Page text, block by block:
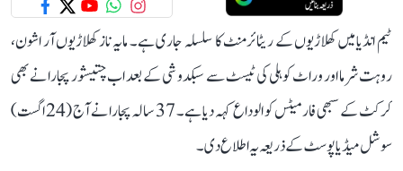
ٹیم انڈیا میں کھلاڑیوں کے ریٹائرمنٹ کا سلسلہ جاری ہے۔ مایہ ناز کھلاڑیوں آر اشون،
روہت شرما اور وراٹ کوہلی کی ٹیسٹ سے سبکدوشی کے بعد اب چتیشور پجارا نے بھی
کرکٹ کے سبھی فارمیٹس کو الوداع کہہ دیا ہے۔ 37 سالہ پجارا نے آج (24 اگست)
سوشل میڈیا پوسٹ کے ذریعہ یہ اطلاع دی۔